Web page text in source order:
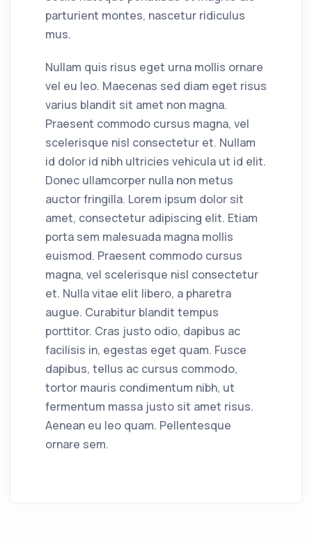
parturient montes, nascetur ridiculus
mus.
Nullam quis risus eget urna mollis ornare
vel eu leo. Maecenas sed diam eget risus
varius blandit sit amet non magna.
Praesent commodo cursus magna, vel
scelerisque nisl consectetur et. Nullam
id dolor id nibh ultricies vehicula ut id elit.
Donec ullamcorper nulla non metus
auctor fringilla. Lorem ipsum dolor sit
amet, consectetur adipiscing elit. Etiam
porta sem malesuada magna mollis
euismod. Praesent commodo cursus
magna, vel scelerisque nisl consectetur
et. Nulla vitae elit libero, a pharetra
augue. Curabitur blandit tempus
porttitor. Cras justo odio, dapibus ac
facilisis in, egestas eget quam. Fusce
dapibus, tellus ac cursus commodo,
tortor mauris condimentum nibh, ut
fermentum massa justo sit amet risus.
Aenean eu leo quam. Pellentesque
ornare sem.